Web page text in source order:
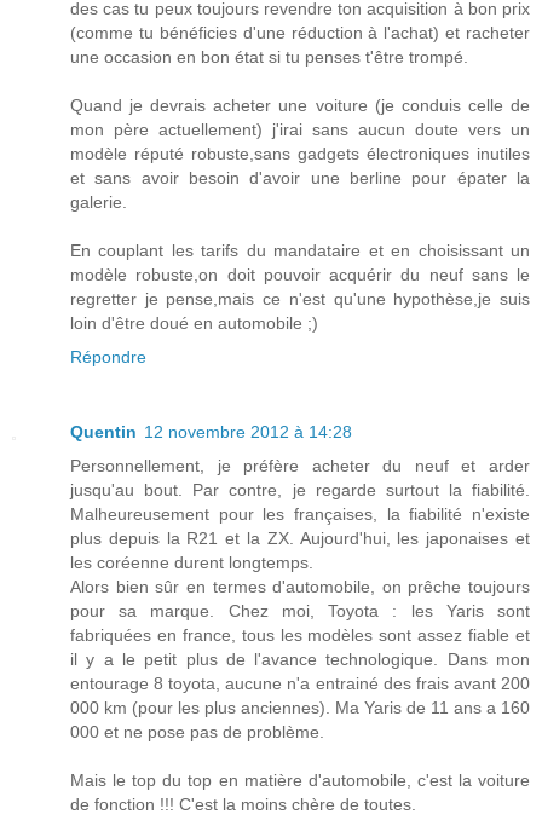
des cas tu peux toujours revendre ton acquisition à bon prix
(comme tu bénéficies d'une réduction à l'achat) et racheter
une occasion en bon état si tu penses t'être trompé.
Quand je devrais acheter une voiture (je conduis celle de
mon père actuellement) j'irai sans aucun doute vers un
modèle réputé robuste,sans gadgets électroniques inutiles
et sans avoir besoin d'avoir une berline pour épater la
galerie.
En couplant les tarifs du mandataire et en choisissant un
modèle robuste,on doit pouvoir acquérir du neuf sans le
regretter je pense,mais ce n'est qu'une hypothèse,je suis
loin d'être doué en automobile ;)
Répondre
Quentin 12 novembre 2012 à 14:28
Personnellement, je préfère acheter du neuf et arder
jusqu'au bout. Par contre, je regarde surtout la fiabilité.
Malheureusement pour les françaises, la fiabilité n'existe
plus depuis la R21 et la ZX. Aujourd'hui, les japonaises et
les coréenne durent longtemps.
Alors bien sûr en termes d'automobile, on prêche toujours
pour sa marque. Chez moi, Toyota : les Yaris sont
fabriquées en france, tous les modèles sont assez fiable et
il y a le petit plus de l'avance technologique. Dans mon
entourage 8 toyota, aucune n'a entrainé des frais avant 200
000 km (pour les plus anciennes). Ma Yaris de 11 ans a 160
000 et ne pose pas de problème.
Mais le top du top en matière d'automobile, c'est la voiture
de fonction !!! C'est la moins chère de toutes.